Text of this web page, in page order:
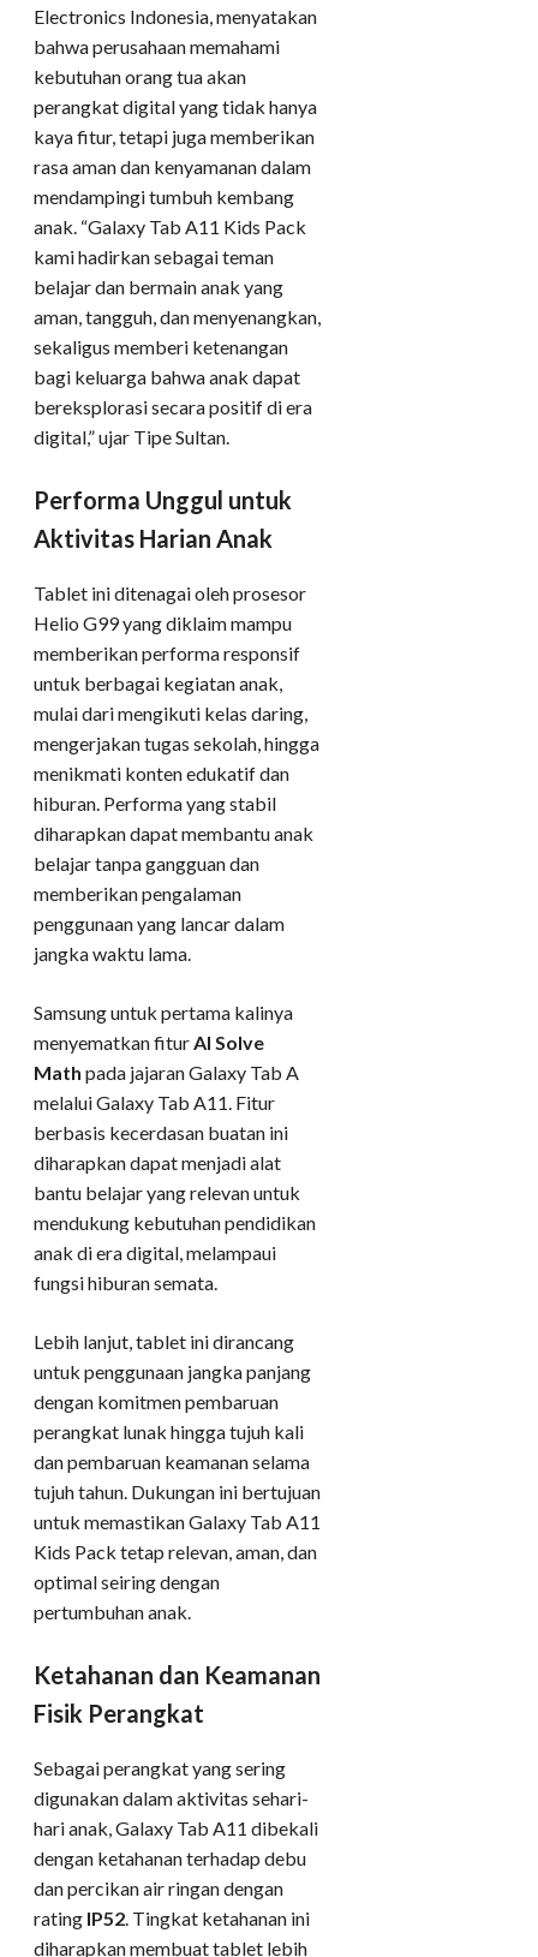
Electronics Indonesia, menyatakan
bahwa perusahaan memahami
kebutuhan orang tua akan
perangkat digital yang tidak hanya
kaya fitur, tetapi juga memberikan
rasa aman dan kenyamanan dalam
mendampingi tumbuh kembang
anak. “Galaxy Tab A11 Kids Pack
kami hadirkan sebagai teman
belajar dan bermain anak yang
aman, tangguh, dan menyenangkan,
sekaligus memberi ketenangan
bagi keluarga bahwa anak dapat
bereksplorasi secara positif di era
digital,” ujar Tipe Sultan.
Performa Unggul untuk
Aktivitas Harian Anak
Tablet ini ditenagai oleh prosesor
Helio G99 yang diklaim mampu
memberikan performa responsif
untuk berbagai kegiatan anak,
mulai dari mengikuti kelas daring,
mengerjakan tugas sekolah, hingga
menikmati konten edukatif dan
hiburan. Performa yang stabil
diharapkan dapat membantu anak
belajar tanpa gangguan dan
memberikan pengalaman
penggunaan yang lancar dalam
jangka waktu lama.
Samsung untuk pertama kalinya
menyematkan fiturAI Solve
Math pada jajaran Galaxy Tab A
melalui Galaxy Tab A11. Fitur
berbasis kecerdasan buatan ini
diharapkan dapat menjadi alat
bantu belajar yang relevan untuk
mendukung kebutuhan pendidikan
anak di era digital, melampaui
fungsi hiburan semata.
Lebih lanjut, tablet ini dirancang
untuk penggunaan jangka panjang
dengan komitmen pembaruan
perangkat lunak hingga tujuh kali
dan pembaruan keamanan selama
tujuh tahun. Dukungan ini bertujuan
untuk memastikan Galaxy Tab A11
Kids Pack tetap relevan, aman, dan
optimal seiring dengan
pertumbuhan anak.
Ketahanan dan Keamanan
Fisik Perangkat
Sebagai perangkat yang sering
digunakan dalam aktivitas sehari-
hari anak, Galaxy Tab A11 dibekali
dengan ketahanan terhadap debu
dan percikan air ringan dengan
rating IP52 . Tingkat ketahanan ini
diharapkan membuat tablet lebih